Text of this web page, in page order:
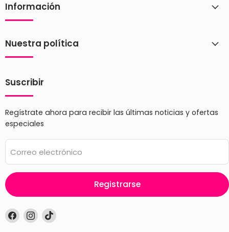
Información
Nuestra política
Suscribir
Regístrate ahora para recibir las últimas noticias y ofertas
especiales
Correo electrónico
Registrarse
Encuéntrenos
en
Encuéntrenos
en
Encuéntrenos